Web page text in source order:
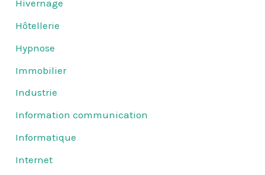
Hivernage
Hôtellerie
Hypnose
Immobilier
Industrie
Information communication
Informatique
Internet